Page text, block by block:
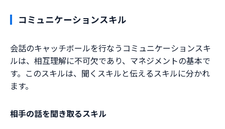
コミュニケーションスキル
会話のキャッチボールを行なうコミュニケーションスキ
ルは、相互理解に不可欠であり、マネジメントの基本で
す。このスキルは、聞くスキルと伝えるスキルに分かれ
ます。
相手の話を聞き取るスキル